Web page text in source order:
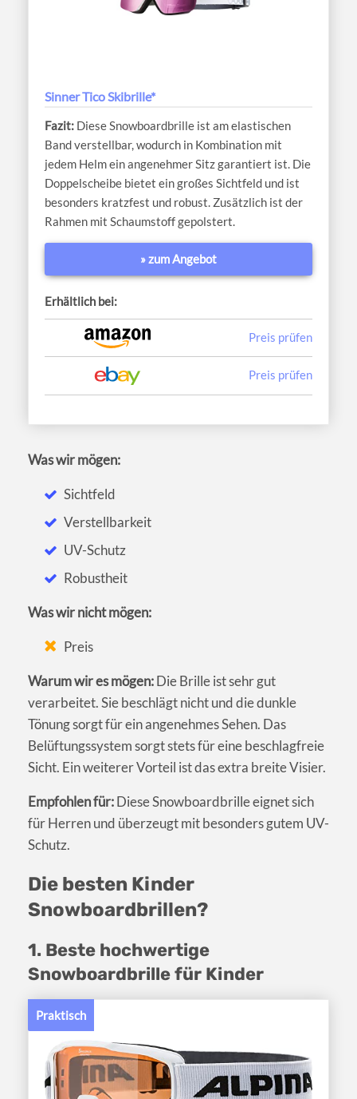
Sinner Tico Skibrille*
Diese Snowboardbrille ist am elastischen
Band verstellbar, wodurch in Kombination mit
jedem Helm ein angenehmer Sitz garantiert ist. Die
Doppelscheibe bietet ein großes Sichtfeld und ist
besonders kratzfest und robust. Zusätzlich ist der
Rahmen mit Schaumstoff gepolstert.
» zum Angebot
Erhältlich bei:
Preis prüfen
Preis prüfen
Was wir mögen:
Sichtfeld
Verstellbarkeit
UV-Schutz
Robustheit
Was wir nicht mögen:
Preis
Warum wir es mögen:Die Brille ist sehr gut
verarbeitet. Sie beschlägt nicht und die dunkle
Tönung sorgt für ein angenehmes Sehen. Das
Belüftungssystem sorgt stets für eine beschlagfreie
Sicht. Ein weiterer Vorteil ist das extra breite Visier.
Empfohlen für:Diese Snowboardbrille eignet sich
für Herren und überzeugt mit besonders gutem UV-
Schutz.
Die besten Kinder
Snowboardbrillen?
1. Beste hochwertige
Snowboardbrille für Kinder
Praktisch